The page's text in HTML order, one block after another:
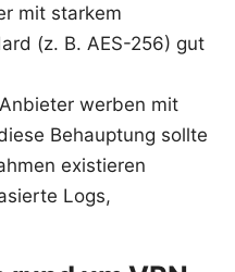
mit starkem
(z. B. AES-256) gut
werben mit
Behauptung sollte
existieren
Logs,